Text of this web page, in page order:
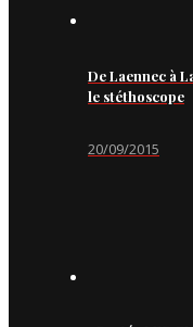
De Laennec à
le stéthoscope
20/09/2015